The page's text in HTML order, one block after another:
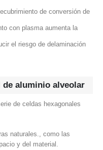
de conversión de
con plasma aumenta la
el riesgo de delaminación
de aluminio alveolar
de celdas hexagonales
naturales., como las
y del material.